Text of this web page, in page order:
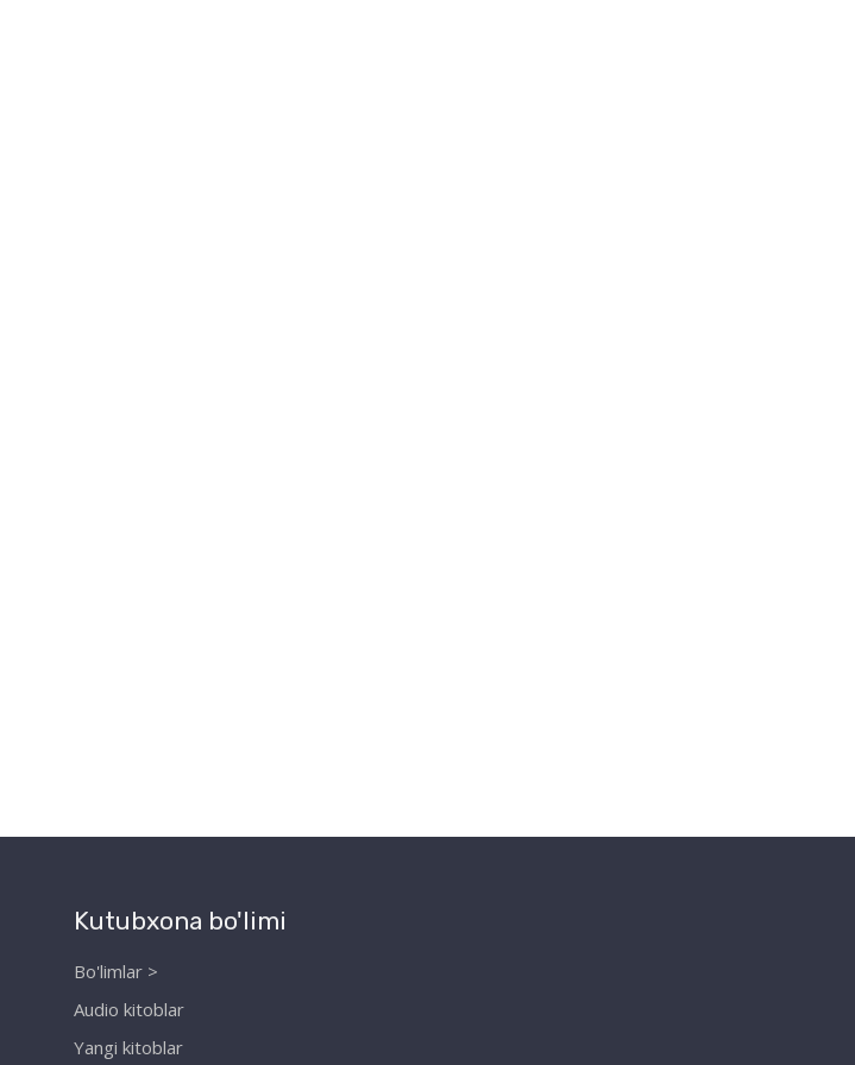
Kutubxona bo'limi
Bo'limlar >
Audio kitoblar
Yangi kitoblar